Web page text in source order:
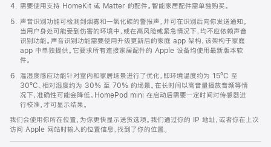
需要使用支持 HomeKit 或 Matter 的配件。智能家居配件需单独购买。
声音识别功能可检测到烟雾和一氧化碳的警报声，并可在识别后向你发送通知。
当用户身处可能受到伤害的环境中，或在高风险或紧急情况下，均不应依赖声音
识别功能。声音识别功能需要使用升级更新后的家庭 app 架构，该架构于家庭
app 中单独提供。它要求所有连接家居配件的 Apple 设备均使用最新版本软
件。
温湿度感应功能针对室内和家居场景进行了优化，即环境温度约为 15ºC 至
30ºC、相对湿度约为 30% 至 70% 的场景。在长时间以高音量播放音频等情
况下，准确性可能会降低。HomePod mini 在启动后需要一定时间对传感器进
行校准，才可显示结果。
我们会使用你所在位置，为你更快显示送货选项。我们通过你的 IP 地址，或者你在上次
访问 Apple 网站时输入的位置信息，找到了你的位置。